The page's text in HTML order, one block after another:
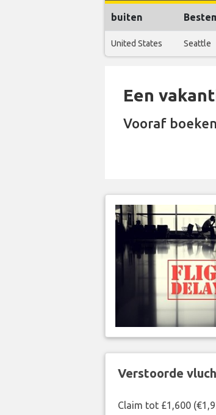
buiten
United States Seattle
Een
Vooraf boeken
Verstoorde
Claim tot £1,600